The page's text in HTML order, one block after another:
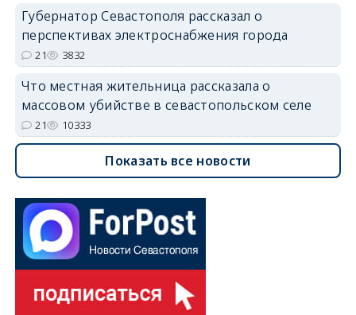
Губернатор Севастополя рассказал о
перспективах электроснабжения города
21 3832
Что местная жительница рассказала о
массовом убийстве в севастопольском селе
21 10333
Показать все новости